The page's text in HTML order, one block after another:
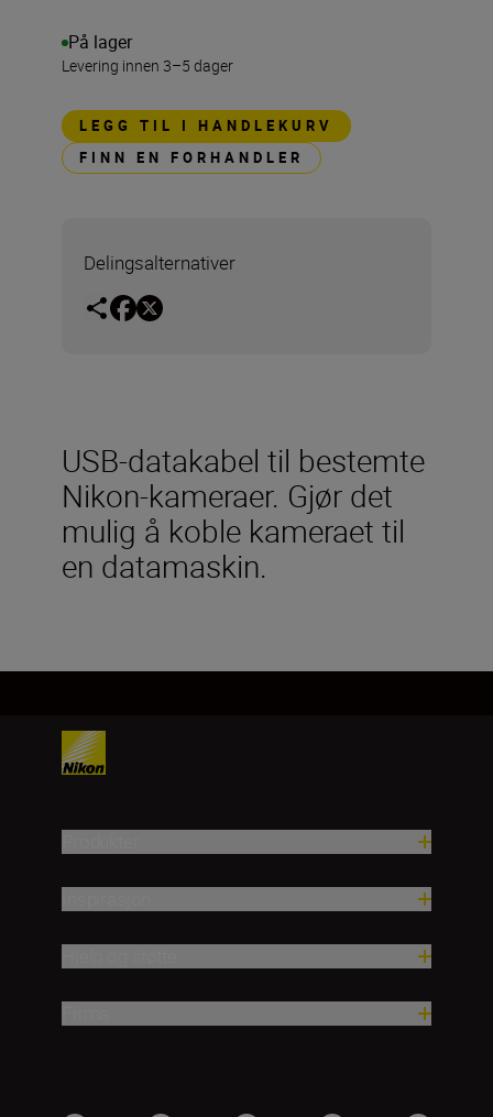
På lager
Levering innen 3–5 dager
LEGG TIL I HANDLEKURV
FINN EN FORHANDLER
Delingsalternativer
USB-datakabel til bestemte
Nikon-kameraer. Gjør det
mulig å koble kameraet til
en datamaskin.